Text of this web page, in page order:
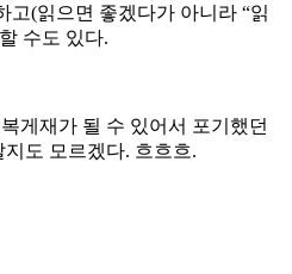
고(읽으면 좋겠다가 아니라 “읽
수도 있다.
게재가 될 수 있어서 포기했던
도 모르겠다. 흐흐흐.